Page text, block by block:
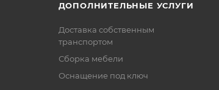
ДОПОЛНИТЕЛЬНЫЕ УСЛУГИ
Доставка собственным
транспортом
Сборка мебели
Оснащение под ключ